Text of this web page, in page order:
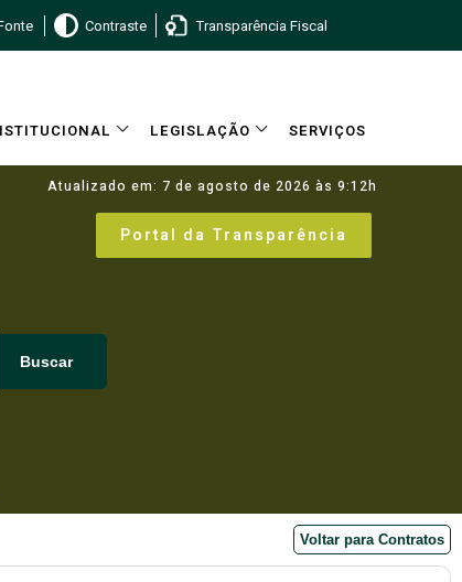
Contraste Transparência Fiscal
LEGISLAÇÃO SERVIÇOS
Atualizado em: 7 de agosto de 2026 às 9:12h
Portal da Transparência
Buscar
Voltar para Contratos